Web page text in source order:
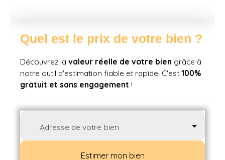
Quel est le prix de votre bien ?
Découvrez la valeur réelle de votre bien grâce à
notre outil d'estimation fiable et rapide. C'est 100%
gratuit et sans engagement !
Adresse de votre bien
Estimer mon bien